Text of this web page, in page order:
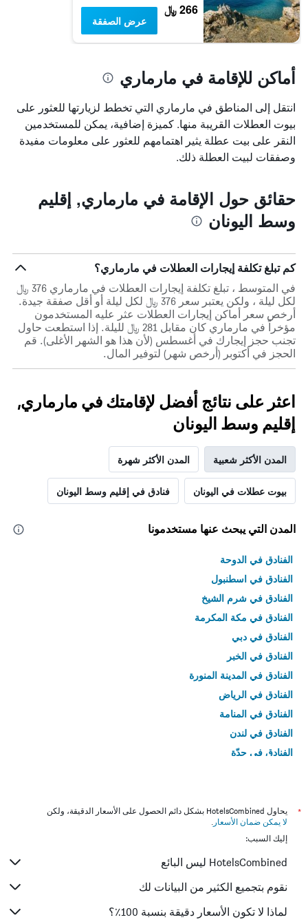
266 ﷼
عرض الصفقة
أماكن للإقامة في مارماري
انتقل إلى المناطق في مارماري التي تخطط لزيارتها للعثور على
بيوت العطلات القريبة منها. كميزة إضافية، يمكن للمستخدمين
النقر على بيت عطلة يثير اهتمامهم للعثور على معلومات مفيدة
وصفقات لبيت العطلة ذلك.
حقائق حول الإقامة في مارماري, إقليم
وسط اليونان
كم تبلغ تكلفة إيجارات العطلات في مارماري؟
في المتوسط ، تبلغ تكلفة إيجارات العطلات في مارماري 376 ﷼
لكل ليلة ، ولكن يعتبر سعر 376 ﷼ لكل ليلة أو أقل صفقة جيدة.
أرخص سعر أماكن إيجارات العطلات عثر عليه المستخدمون
مؤخراً في مارماري كان مقابل 281 ﷼ لليلة. إذا استطعت حاول
تجنب حجز إيجارك في أغسطس (لأن هذا هو الشهر الأغلى). قم
الحجز في أكتوبر (أرخص شهر) لتوفير المال.
اعثر على نتائج أفضل لإقامتك في مارماري,
إقليم وسط اليونان
المدن الأكثر شعبية المدن الأكثر شهرة
بيوت عطلات في اليونان فنادق في إقليم وسط اليونان
المدن التي يبحث عنها مستخدمونا
الفنادق في الدوحة
الفنادق في اسطنبول
الفنادق في شرم الشيخ
الفنادق في مكة المكرمة
الفنادق في دبي
الفنادق في الخبر
الفنادق في المدينة المنورة
الفنادق في الرياض
الفنادق في المنامة
الفنادق في لندن
الفنادق في جدّة
*
يحاول HotelsCombined بشكل دائم الحصول على الأسعار الدقيقة، ولكن
لا يمكن ضمان الأسعار .
إليك السبب:
HotelsCombined ليس البائع
نقوم بتجميع الكثير من البيانات لك
لماذا لا تكون الأسعار دقيقة بنسبة 100٪؟